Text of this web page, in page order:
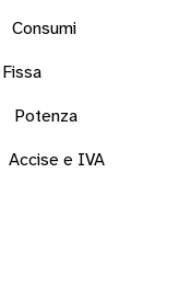
Consumi
Fissa
Potenza
Accise e IVA